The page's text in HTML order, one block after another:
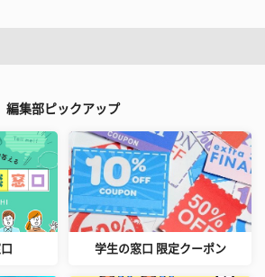
編集部ピックアップ
学生の窓口 限定クーポン